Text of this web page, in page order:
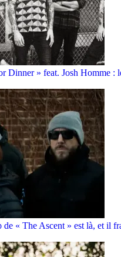
Dinner » feat. Josh Homme :
« The Ascent » est là, et il